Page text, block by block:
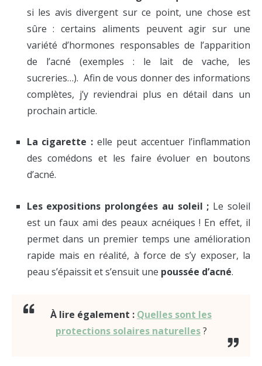
si les avis divergent sur ce point, une chose est
sûre : certains aliments peuvent agir sur une
variété d’hormones responsables de l’apparition
de l’acné (exemples : le lait de vache, les
sucreries…). Afin de vous donner des informations
complètes, j’y reviendrai plus en détail dans un
prochain article.
La cigarette : elle peut accentuer l’inflammation
des comédons et les faire évoluer en boutons
d’acné.
Les expositions prolongées au soleil ; Le soleil
est un faux ami des peaux acnéiques ! En effet, il
permet dans un premier temps une amélioration
rapide mais en réalité, à force de s’y exposer, la
peau s’épaissit et s’ensuit une poussée d’acné.
À lire également : Quelles sont les
protections solaires naturelles?